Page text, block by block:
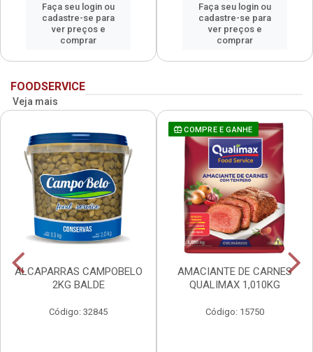
Faça seu login ou
cadastre-se para
ver preços e
comprar
Faça seu login ou
cadastre-se para
ver preços e
comprar
FOODSERVICE
Veja mais
ALCAPARRAS CAMPOBELO
2KG BALDE
Código: 32845
COMPRE E GANHE
AMACIANTE DE CARNES
QUALIMAX 1,010KG
Código: 15750